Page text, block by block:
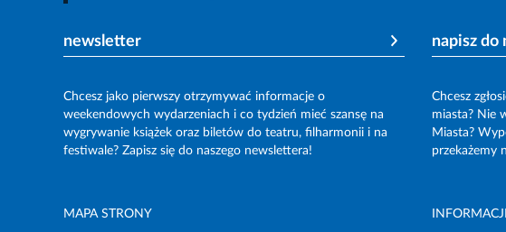
newsletter
Chcesz jako pierwszy otrzymywać informacje o
weekendowych wydarzeniach i co tydzień mieć szansę na
wygrywanie książek oraz biletów do teatru, filharmonii i na
festiwale? Zapisz się do naszego newslettera!
napisz do
Chcesz
miasta? Nie
Miasta?
przekażemy
MAPA STRONY